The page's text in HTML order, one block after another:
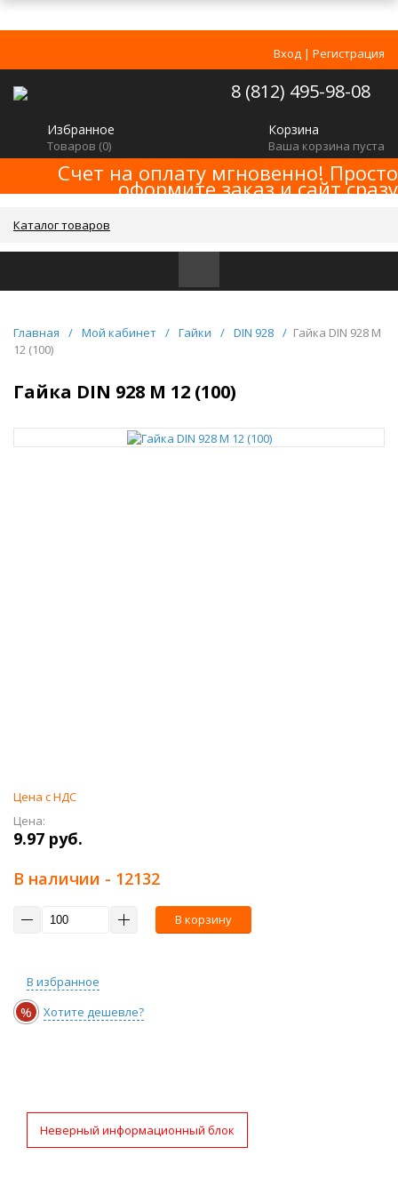
Вход | Регистрация
8 (812) 495-98-08
Избранное
Товаров (0)
Корзина
Ваша корзина пуста
Счет на оплату мгновенно! Просто
оформите заказ и сайт сразу
Каталог товаров
Главная / Мой кабинет / Гайки / DIN 928 / Гайка DIN 928 M
12 (100)
Гайка DIN 928 M 12 (100)
Цена с НДС
Цена:
9.97 руб.
В наличии - 12132
В корзину
В избранное
% Хотите дешевле?
Неверный информационный блок